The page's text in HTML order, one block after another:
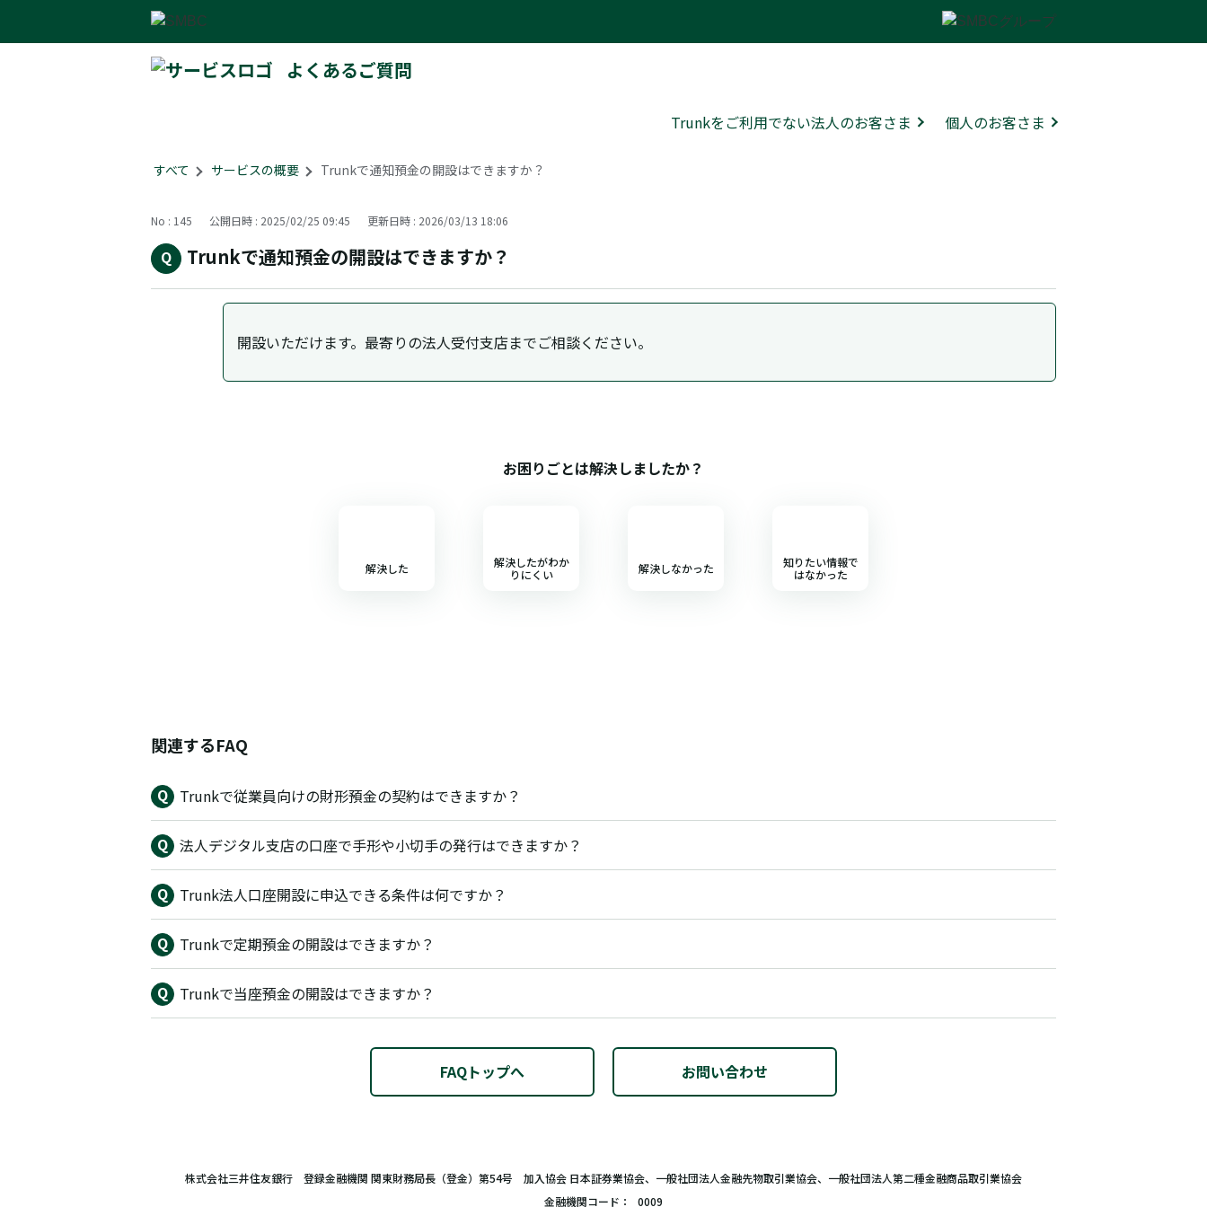
よくあるご質問
Trunkをご利用でない法人のお客さま 個人のお客さま
すべて > サービスの概要 > Trunkで通知預金の開設はできますか？
No : 145 公開日時 : 2025/02/25 09:45 更新日時 : 2026/03/13 18:06
Trunkで通知預金の開設はできますか？
開設いただけます。最寄りの法人受付支店までご相談ください。
お困りごとは解決しましたか？
解決した
解決したがわか
りにくい
解決しなかった
知りたい情報で
はなかった
関連するFAQ
Trunkで従業員向けの財形預金の契約はできますか？
法人デジタル支店の口座で手形や小切手の発行はできますか？
Trunk法人口座開設に申込できる条件は何ですか？
Trunkで定期預金の開設はできますか？
Trunkで当座預金の開設はできますか？
FAQトップへ お問い合わせ
株式会社三井住友銀行 登録金融機関 関東財務局長（登金）第54号 加入協会 日本証券業協会、一般社団法人金融先物取引業協会、一般社団法人第二種金融商品取引業協会
金融機関コード
0009